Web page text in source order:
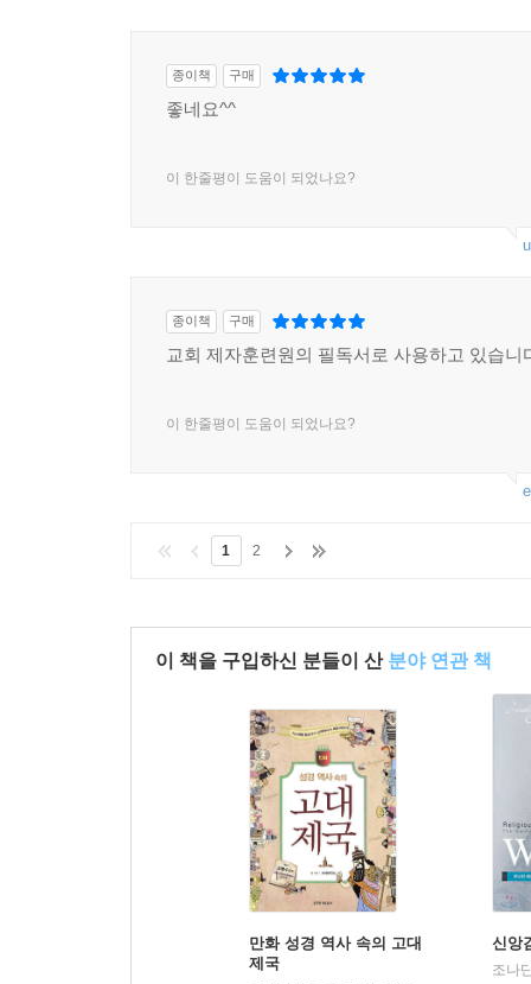
종이책 구매
좋네요^^
이 한줄평이 도움이 되었나요?
종이책 구매
교회 제자훈련원의 필독서로 사용하고 있습니
이 한줄평이 도움이 되었나요?
1 2
이 책을 구입하신 분들이 산 분야 연관 책
만화 성경 역사 속의 고대
제국
신앙